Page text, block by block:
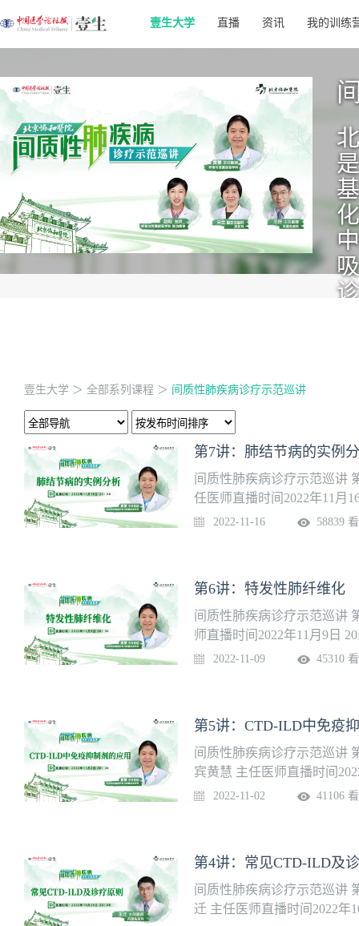
壹生大学 直播 资讯 我的训练
壹生大学 ＞ 全部系列课程 ＞ 间质性肺疾病诊疗示范巡讲
第7讲：肺结节病的实例
间质性肺疾病诊疗示范巡讲
任医师直播时间2022年11月
2022-11-16 58839
第6讲：特发性肺纤维化
间质性肺疾病诊疗示范巡讲
师直播时间2022年11月9日
2022-11-09 45310
第5讲：CTD-ILD中免疫
间质性肺疾病诊疗示范巡讲
宾黄慧 主任医师直播时间
2022-11-02 41106
第4讲：常见CTD-ILD及
间质性肺疾病诊疗示范巡讲
迁 主任医师直播时间2022年